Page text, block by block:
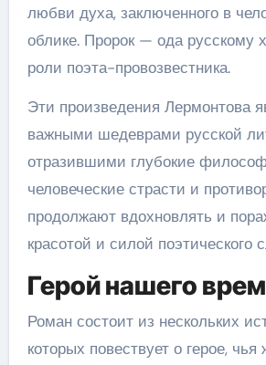
любви духа, заключенного в
облике. Пророк — ода русскому
роли поэта-провозвестника.
Эти произведения Лермонтова
важными шедеврами русской
отразившими глубокие
человеческие страсти и
продолжают вдохновлять и
красотой и силой поэтического
Герой нашего
Роман состоит из нескольких
которых повествует о герое, чья